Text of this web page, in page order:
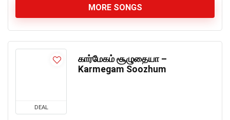
MORE SONGS
DEAL
கார்மேகம் சூழுதையா –
Karmegam Soozhum